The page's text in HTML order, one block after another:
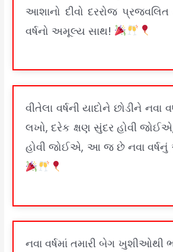
આશાનો દીવો દરરોજ
વર્ષનો અમૂલ્ય સાથ!
વીતેલા વર્ષની યાદોને છોડીને નવા
લખો, દરેક ક્ષણ સુંદર હોવી
હોવી જોઈએ, આ જ છે નવા
નવા વર્ષમાં તમારી બેગ ખુશીઓથી